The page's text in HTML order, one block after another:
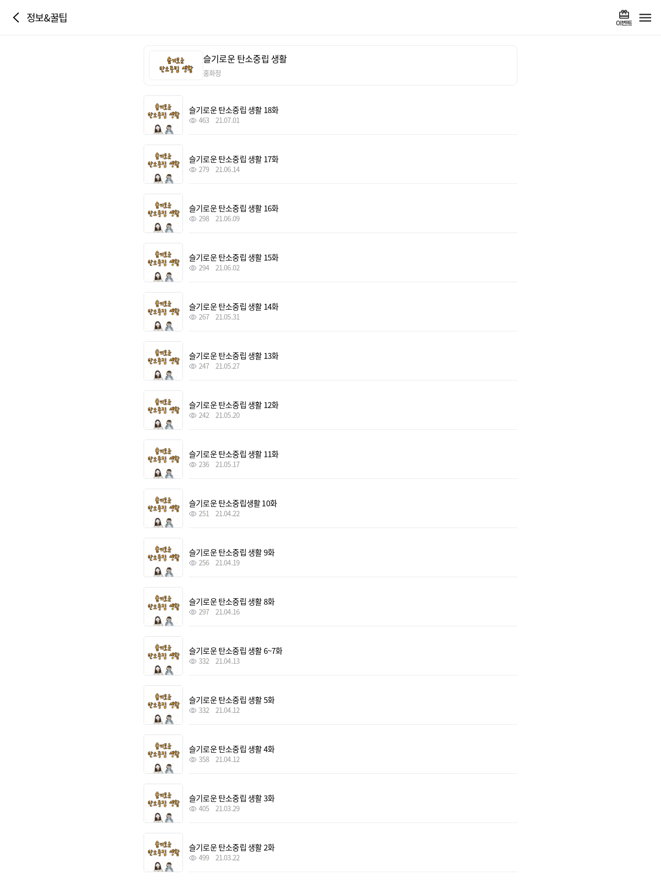
정보&꿀팁
슬기로운 탄소중립 생활
홍화정
슬기로운 탄소중립 생활 18화
463 21.07.01
슬기로운 탄소중립 생활 17화
279 21.06.14
슬기로운 탄소중립 생활 16화
298 21.06.09
슬기로운 탄소중립 생활 15화
294 21.06.02
슬기로운 탄소중립 생활 14화
267 21.05.31
슬기로운 탄소중립 생활 13화
247 21.05.27
슬기로운 탄소중립 생활 12화
242 21.05.20
슬기로운 탄소중립 생활 11화
236 21.05.17
슬기로운 탄소중립생활 10화
251 21.04.22
슬기로운 탄소중립 생활 9화
256 21.04.19
슬기로운 탄소중립 생활 8화
297 21.04.16
슬기로운 탄소중립 생활 6~7화
332 21.04.13
슬기로운 탄소중립 생활 5화
332 21.04.12
슬기로운 탄소중립 생활 4화
358 21.04.12
슬기로운 탄소중립 생활 3화
405 21.03.29
슬기로운 탄소중립 생활 2화
499 21.03.22